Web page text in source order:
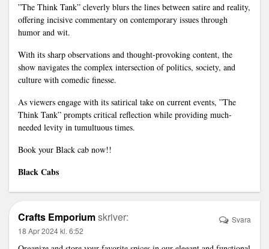
”The Think Tank” cleverly blurs the lines between satire and reality,
offering incisive commentary on contemporary issues through
humor and wit.
With its sharp observations and thought-provoking content, the
show navigates the complex intersection of politics, society, and
culture with comedic finesse.
As viewers engage with its satirical take on current events, ”The
Think Tank” prompts critical reflection while providing much-
needed levity in tumultuous times.
Book your Black cab now!!
Black Cabs
Crafts Emporiumskriver:
18 Apr 2024 kl. 6:52
Svara